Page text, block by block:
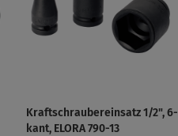
Kraftschraubereinsatz 1/2", 6-
kant, ELORA 790-13